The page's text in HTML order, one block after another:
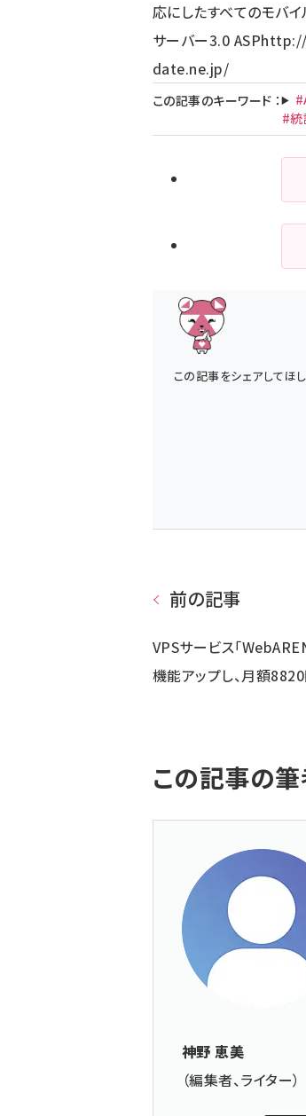
応にしたすべてのモバ
サーバー3.0 ASP
date.ne.jp/
この記事のキーワード ：
#統
この記事をシェアしてほし
前の記事
VPSサービス「
機能アップし、月額
この記事の
神野 恵美
（編集者、ライター）